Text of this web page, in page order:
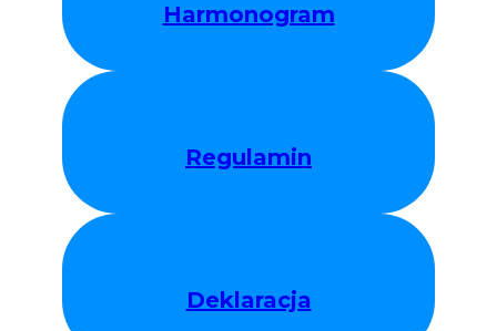
Harmonogram
Regulamin
Deklaracja